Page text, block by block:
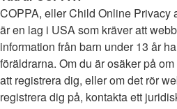
COPPA, eller Child Online Privacy
är en lag i USA som kräver att
information från barn under 13 år
föräldrarna. Om du är osäker på
att registrera dig, eller om det rör
registrera dig på, kontakta ett